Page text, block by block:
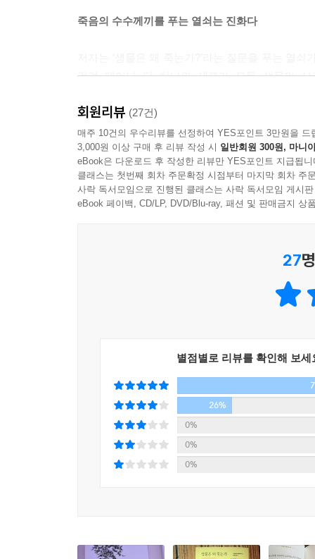
---「제5장 생물은 도대체 왜 죽는가?」중에서
죽음의 수수께끼를 푸는 열쇠는 진화다
걸려 태어난 단 하나의 세포가 모든 생물의 시
새로운 생물이 탄생하는 과정에서 ‘선택과 변화’
선택하면서 유전자 돌연변이가 생겨남으로써 진
생물 시스템의 일부다.
‘죽음’이 생겨난 이유
개체만 살아남게 된다. 이 사태를 방지하기 위
시제품 가운데 우연히 환경에 적합한 것들이 ‘
“우리는 다음 세대를 위해 죽어야 한다”
“우리는 왜 죽어야 하나?”라는 물음에 대해 저자
대량 멸종을 경험했는데, 현재와 같은 포유류 전
등의 거대 생물이 멸종했고 지상의 지배자였던
죽음은 새로운 생물군의 탄생으로 이어진다. 같
것이 새로운 것으로 대체되는 ‘턴 오버’다. 지구
저자에 따르면 생물의 죽음에는 크게 두 가지 방
회원리뷰 (27건)
매주 10건의 우수리뷰를 선정하여 YES포인트 3만원을 드
3,000원 이상 구매 후 리뷰 작성 시 일반회원 300원, 마니
eBook은 다운로드 후 작성한 리뷰만 YES포인트 지급됩니
클래스는 첫번째 회차 주문확정 시점부터 마지막 회차 주
사락 독서모임으로 진행된 클래스는 사락 독서모임 게시
eBook 페이백, CD/LP, DVD/Blu-ray, 패션 및 판매금지 상
27
별점별로 리뷰를 확인해 보세
26%
0%
0%
0%